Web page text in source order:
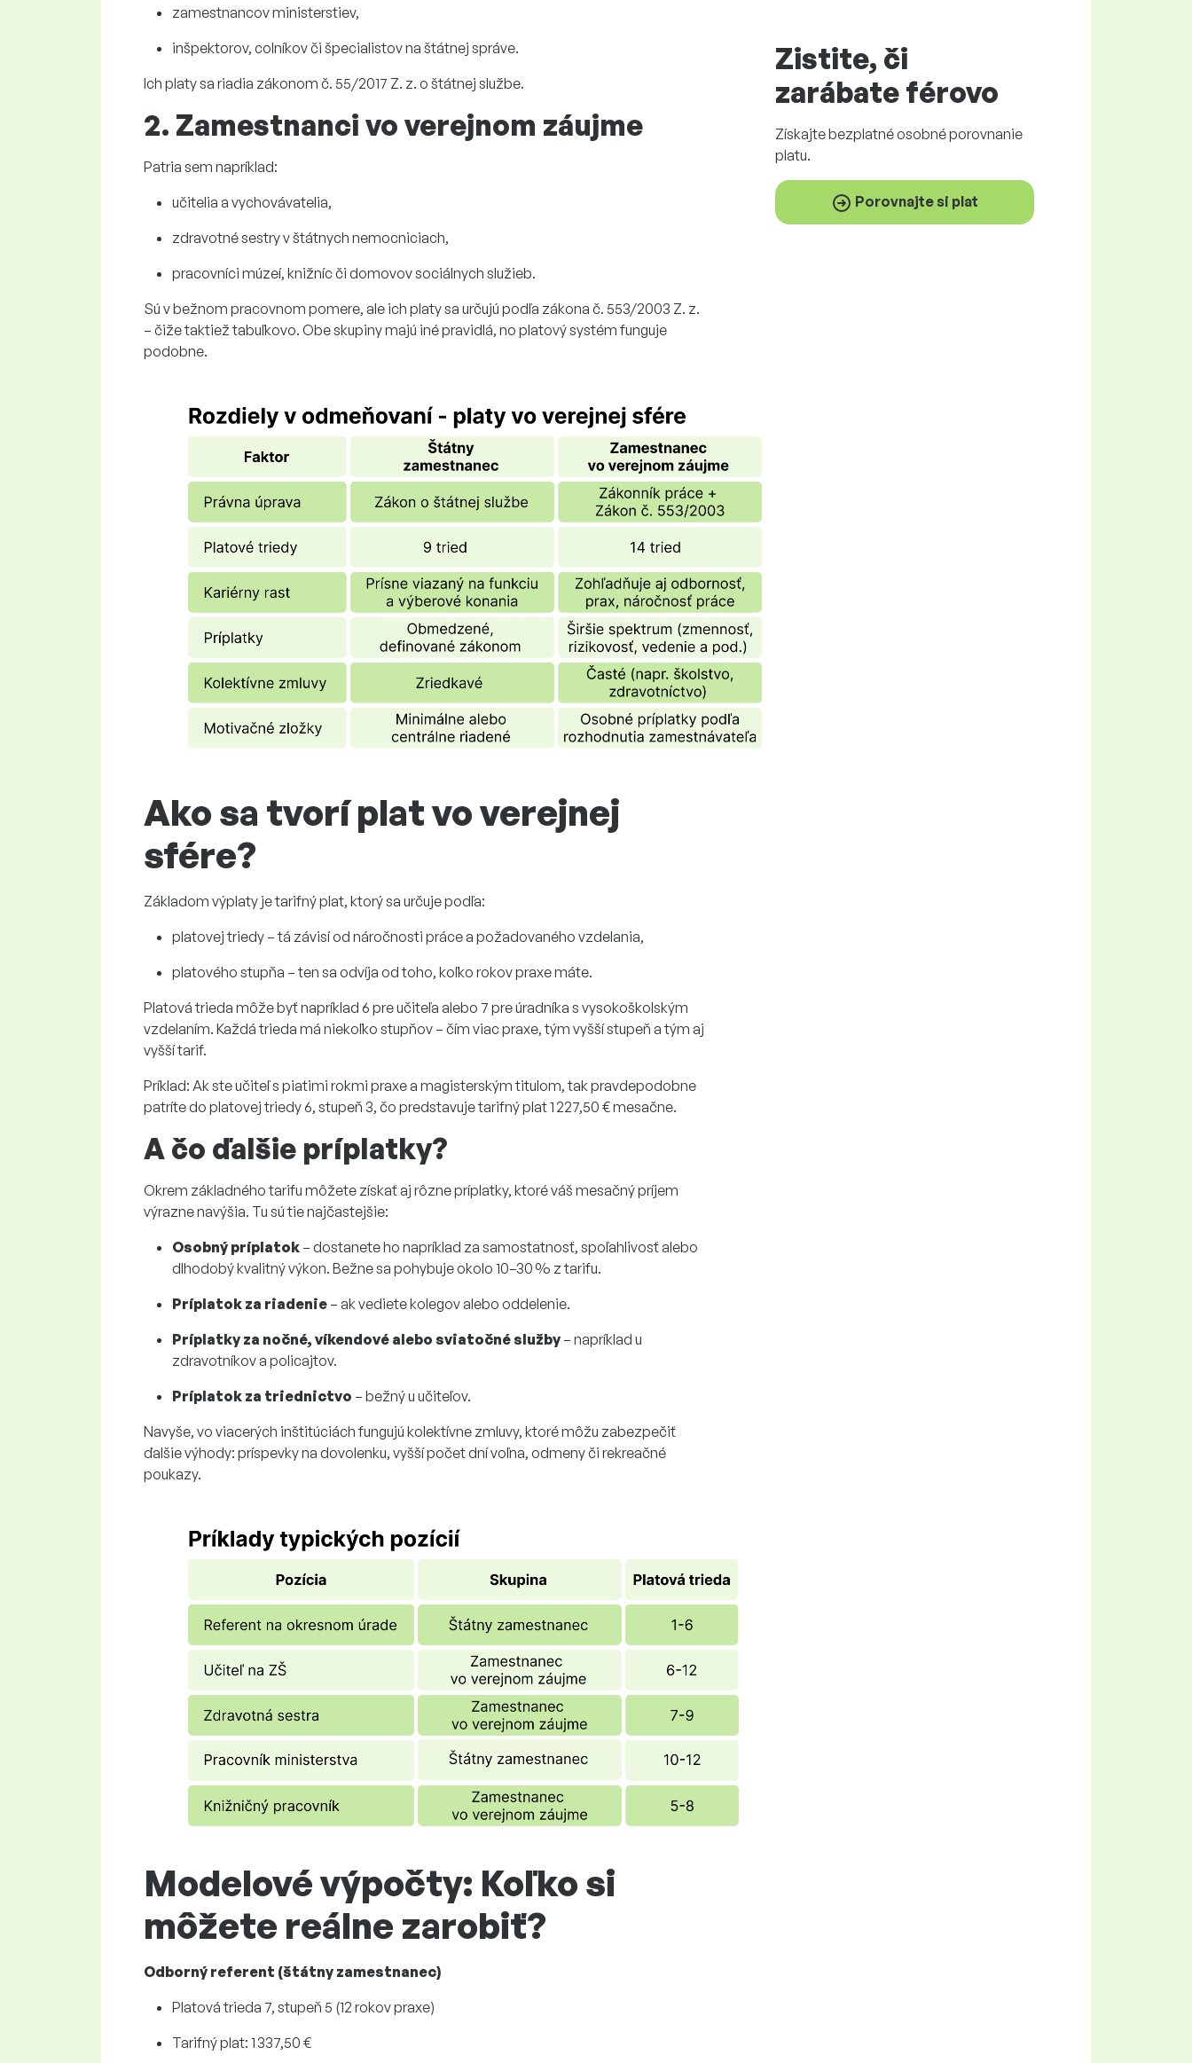
zamestnancov ministerstiev,
inšpektorov, colníkov či špecialistov na štátnej správe.
Ich platy sa riadia zákonom č. 55/2017 Z. z. o štátnej službe.
2. Zamestnanci vo verejnom záujme
Patria sem napríklad:
učitelia a vychovávatelia,
zdravotné sestry v štátnych nemocniciach,
pracovníci múzeí, knižníc či domovov sociálnych služieb.
Sú v bežnom pracovnom pomere, ale ich platy sa určujú podľa zákona č. 553/2003 Z. z.
– čižetaktiež tabuľkovo. Obe skupiny majú iné pravidlá, no platový systém funguje
podobne.
Ako sa tvorí plat vo verejnej
sfére?
Základom výplaty jetarifný plat, ktorý sa určuje podľa:
platovej triedy – tá závisí od náročnosti práce a požadovaného vzdelania,
platového stupňa – ten sa odvíja od toho, koľko rokov praxe máte.
Platová trieda môže byť napríklad 6 pre učiteľa alebo 7 pre úradníka s vysokoškolským
vzdelaním. Každá trieda má niekoľko stupňov – čím viac praxe, tým vyšší stupeň a tým aj
vyššítarif.
Príklad: Ak ste učiteľ s piatimi rokmi praxe a magisterským titulom,tak pravdepodobne
patríte do platovej triedy 6, stupeň 3, čo predstavujetarifný plat1 227,50 € mesačne.
A čo ďalšie príplatky?
Okrem základného tarifu môžete získať aj rôznepríplatky, ktoré váš mesačný príjem
výrazne navýšia. Tu sú tie najčastejšie:
Osobný príplatok – dostanete ho napríklad za samostatnosť, spoľahlivosť alebo
dlhodobý kvalitný výkon. Bežne sa pohybuje okolo 10–30 % z tarifu.
Príplatok za riadenie – ak vediete kolegov alebo oddelenie.
Príplatky za nočné, víkendové alebo sviatočné služby – napríklad u
zdravotníkov a policajtov.
Príplatok za triednictvo – bežný u učiteľov.
Navyše, vo viacerých inštitúciách fungujú kolektívne zmluvy, ktoré môžu zabezpečiť
ďalšie výhody: príspevky na dovolenku, vyšší počet dní voľna, odmeny či rekreačné
poukazy.
Modelové výpočty: Koľko si
môžete reálne zarobiť?
Odborný referent (štátny zamestnanec)
Platová trieda 7, stupeň 5 (12 rokov praxe)
Tarifný plat: 1 337,50 €
Zistite, či
zarábate férovo
Získajtebezplatnéosobné porovnanie
platu.
Porovnajte si plat